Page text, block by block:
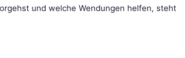
und welche Wendungen helfen, steht